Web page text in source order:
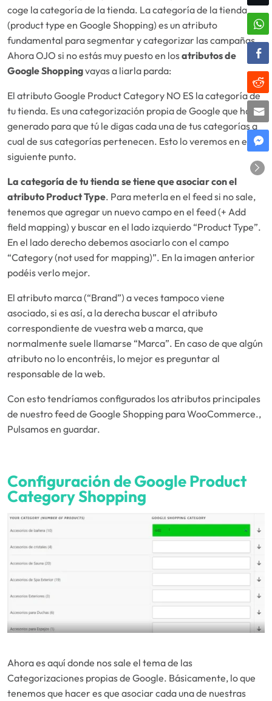
coge la categoría de la tienda. La categoría de la tienda
(product type en Google Shopping) es un atributo
fundamental para segmentar y categorizar las campañas.
Ahora OJO si no estás muy puesto en losatributos de
Google Shoppingvayas a liarla parda:
El atributo Google Product Category NO ES la categoría de
tu tienda. Es una categorización propia de Google que ha
generado para que tú le digas cada una de tus categorías a
cual de sus categorías pertenecen. Esto lo veremos en el
siguiente punto.
La categoría de tu tienda se tiene que asociar con el
atributo Product Type. Para meterla en el feed si no sale,
tenemos que agregar un nuevo campo en el feed (+ Add
field mapping) y buscar en el lado izquierdo “Product Type”.
En el lado derecho debemos asociarlo con el campo
“Category (not used for mapping)”. En la imagen anterior
podéis verlo mejor.
El atributo marca (“Brand”) a veces tampoco viene
asociado, si es así, a la derecha buscar el atributo
correspondiente de vuestra web a marca, que
normalmente suele llamarse “Marca”. En caso de que algún
atributo no lo encontréis, lo mejor es preguntar al
responsable de la web.
Con esto tendríamos configurados los atributos principales
de nuestro feed de Google Shopping para WooCommerce.,
Pulsamos en guardar.
Configuración de Google Product
Category Shopping
Ahora es aquí donde nos sale el tema de las
Categorizaciones propias de Google. Básicamente, lo que
tenemos que hacer es que asociar cada una de nuestras